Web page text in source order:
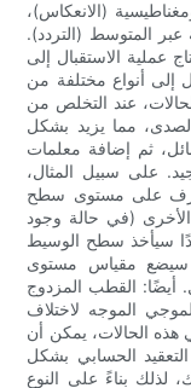
(الانعكاس)،
عبر المتوسط ​​(التردد).
عملية الاستقبال إلى
إلى أنواع مختلفة من
عند التخلص من
مما يزيد بشكل
ثم إضافة معلمات
على سبيل المثال،
على مستوى سطح
(في حالة وجود
سيأخذ سطح الوسيط
مقياس مستوى
أيضًا: القطب المزدوج
الموجه لاختلاف
الحالات، يمكن أن
الحسابي بشكل
لذلك بناءً على النوع